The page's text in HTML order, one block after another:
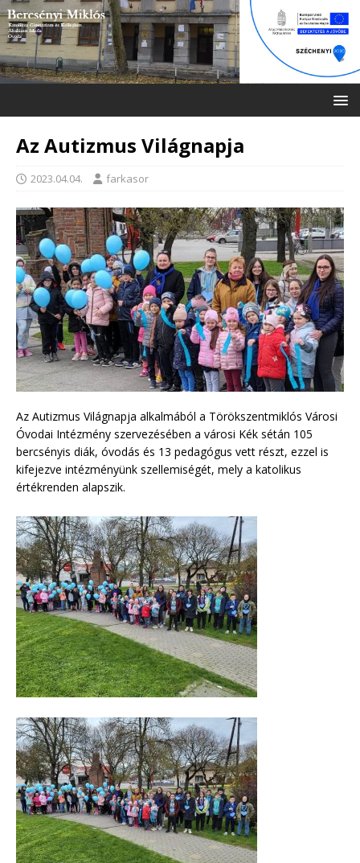
Az Autizmus Világnapja
2023.04.04. farkasor
Az Autizmus Világnapja alkalmából a Törökszentmiklós Városi
Óvodai Intézmény szervezésében a városi Kék sétán 105
bercsényis diák, óvodás és 13 pedagógus vett részt, ezzel is
kifejezve intézményünk szellemiségét, mely a katolikus
értékrenden alapszik.